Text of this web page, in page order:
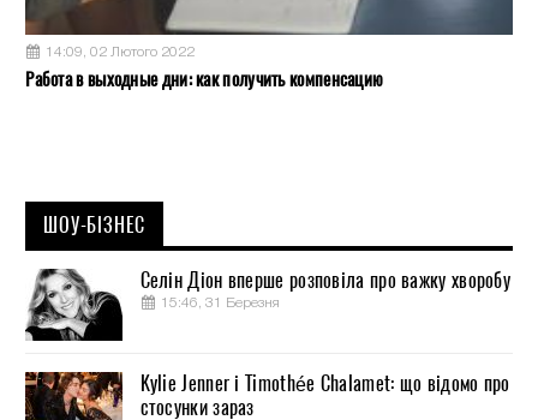
14:09, 02 Лютого 2022
Работа в выходные дни: как получить компенсацию
ШОУ-БІЗНЕС
Селін Діон вперше розповіла про важку хворобу
15:46, 31 Березня
Kylie Jenner і Timothée Chalamet: що відомо про
стосунки зараз